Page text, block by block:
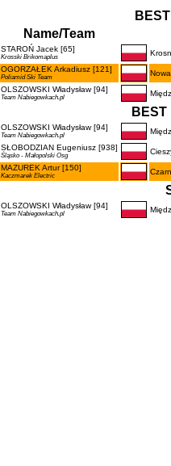
Name/Team
STAROŃ Jacek [65]
Krosski Brikomaplus
OGORZAŁEK Arkadiusz [121]
Poliamid Ski Team
OLSZOWSKI Władysław [94]
Team Nabiegowkach.pl
BEST
OLSZOWSKI Władysław [94]
Team Nabiegowkach.pl
SŁOBODZIAN Eugeniusz [938]
Śląsko - Małopolski Osg
MAZUREK Artur [150]
Kaczmarek Electric
OLSZOWSKI Władysław [94]
Team Nabiegowkach.pl